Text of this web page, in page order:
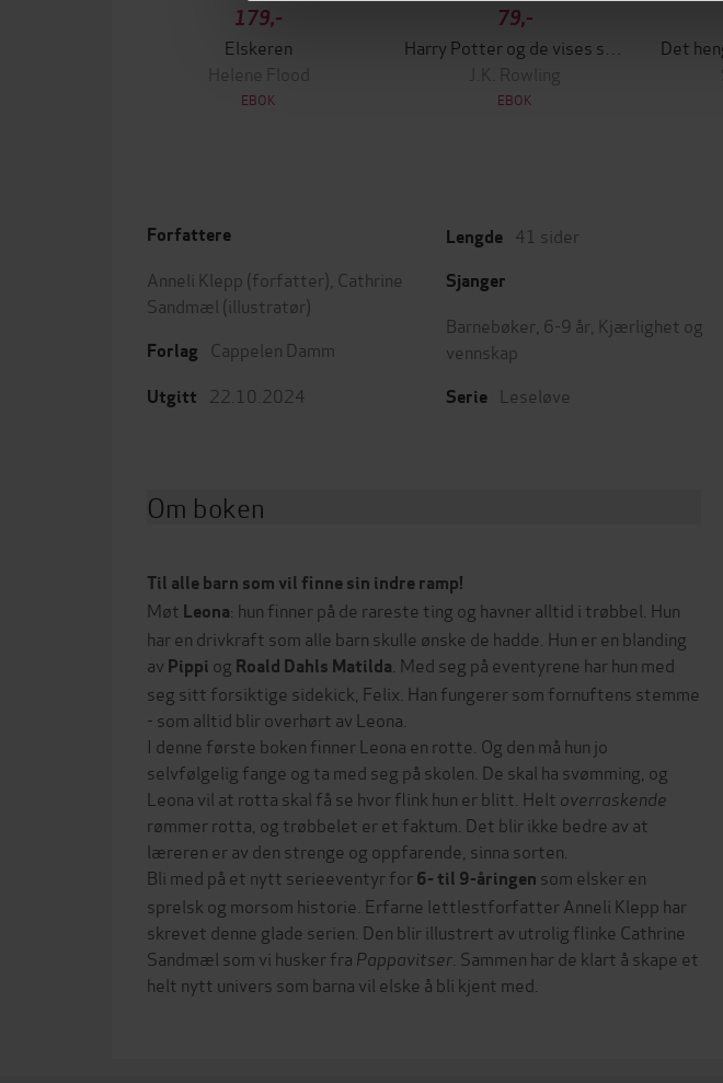
179,-
Elskeren
Helene Flood
EBOK
79,-
J.K. Rowling
EBOK
Forfattere
Anneli Klepp (forfatter), Cathrine
Sandmæl (illustratør)
Forlag Cappelen Damm
Utgitt 22.10.2024
Lengde 41 sider
Sjanger
Barnebøker 6-9 år Kjærlighet og
vennskap
Serie Leseløve
Om boken
Til alle barn som vil finne sin indre ramp!
Møt Leona: hun finner på de rareste ting og havner alltid i trøbbel. Hun
har en drivkraft som alle barn skulle ønske de hadde. Hun er en blanding
av Pippi og Roald Dahls Matilda . Med seg på eventyrene har hun med
seg sitt forsiktige sidekick, Felix. Han fungerer som fornuftens stemme
- som alltid blir overhørt av Leona.
I denne første boken finner Leona en rotte. Og den må hun jo
selvfølgelig fange og ta med seg på skolen. De skal ha svømming, og
Leona vil at rotta skal få se hvor flink hun er blitt. Helt overraskende
rømmer rotta, og trøbbelet er et faktum. Det blir ikke bedre av at
læreren er av den strenge og oppfarende, sinna sorten.
Bli med på et nytt serieeventyr for6- til 9-åringen som elsker en
sprelsk og morsom historie. Erfarne lettlestforfatter Anneli Klepp har
skrevet denne glade serien. Den blir illustrert av utrolig flinke Cathrine
Sandmæl som vi husker fra Pappavitser . Sammen har de klart å skape et
helt nytt univers som barna vil elske å bli kjent med.